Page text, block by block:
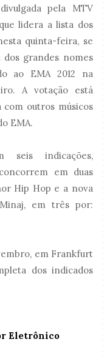
pela MTV
lidera a lista dos
quinta-feira, se
dos grandes nomes
ao EMA 2012 na
A votação está
com outros músicos
EMA.
indicações,
em duas
Hip Hop e a nova
em três por:
em Frankfurt
dos indicados
Eletrônico